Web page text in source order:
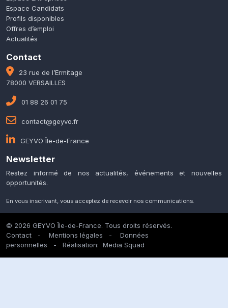
Espace Candidats
Profils disponibles
Offres d’emploi
Actualités
Contact
23 rue de l’Ermitage
78000 VERSAILLES
01 88 26 01 75
contact@geyvo.fr
GEYVO Île-de-France
Newsletter
Restez informé de nos actualités, événements et nouvelles
opportunités.
En vous inscrivant, vous acceptez de recevoir nos communications.
© 2026 GEYVO Île-de-France. Tous droits réservés.
Contact - Mentions légales - Données
personnelles - Réalisation: Media Squad